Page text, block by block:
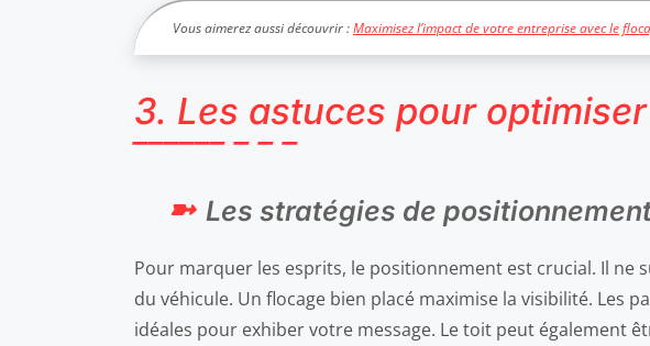
Vous aimerez aussi découvrir :Maximisez l’impact de votre entreprise avec le
3. Les astuces pour
Les stratégies de
Pour marquer les esprits, le positionnement est crucial. Il ne
du véhicule. Un flocage bien placé maximise la visibilité. Les
idéales pour exhiber votre message. Le toit peut également